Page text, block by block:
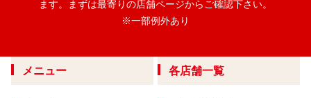
ます。
まずは最寄りの店舗ページからご確認下さい。
※一部例外あり
メニュー 各店舗一覧